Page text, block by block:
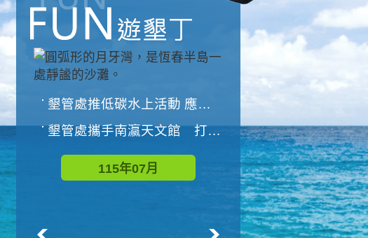
墾管處推低碳水上活動 應屆畢業生限額免費參加
墾管處攜手南瀛天文館 打造沉浸式天文探索營隊
115年07月
與國家公園有約-優游潮間
115年08月